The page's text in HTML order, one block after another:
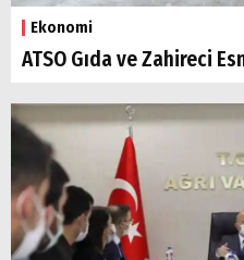
Ekonomi
ATSO Gıda ve Zahireci